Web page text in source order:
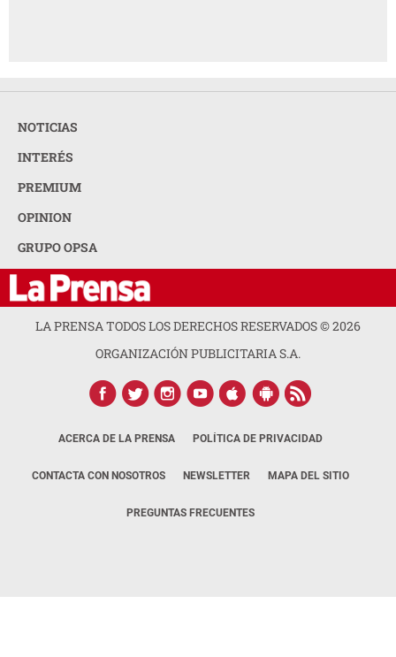
NOTICIAS
INTERÉS
PREMIUM
OPINION
GRUPO OPSA
LA PRENSA TODOS LOS DERECHOS RESERVADOS ©2026
ORGANIZACIÓN PUBLICITARIA S.A.
ACERCA DE LA PRENSA POLÍTICA DE PRIVACIDAD
CONTACTA CON NOSOTROS NEWSLETTER MAPA DEL SITIO
PREGUNTAS FRECUENTES